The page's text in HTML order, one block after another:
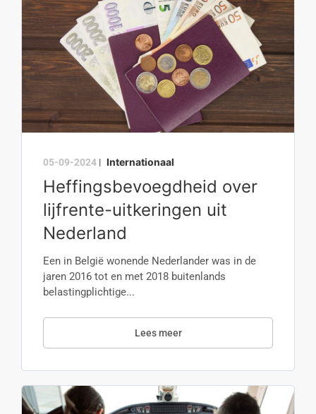
05-09-2024 | Internationaal
Heffingsbevoegdheid over
lijfrente-uitkeringen uit
Nederland
Een in België wonende Nederlander was in de
jaren 2016 tot en met 2018 buitenlands
belastingplichtige...
Lees meer